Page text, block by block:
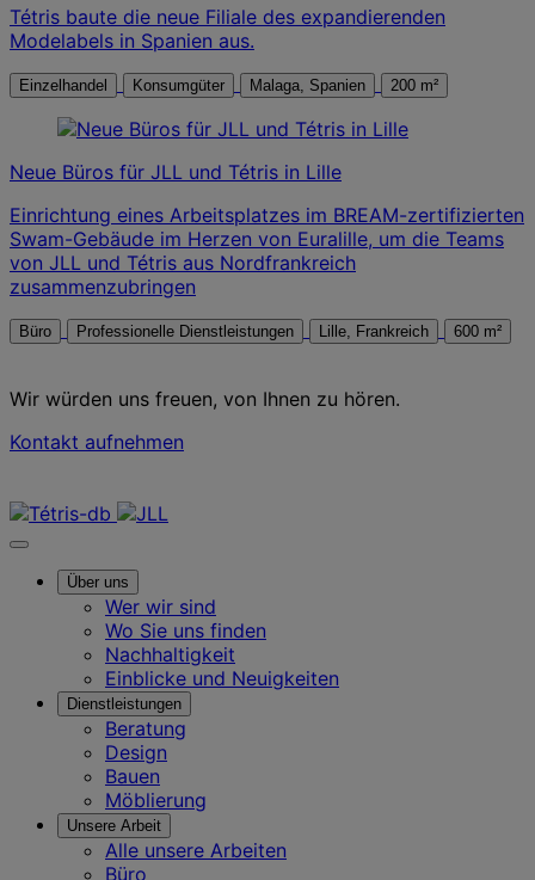
Tétris baute die neue Filiale des expandierenden
Modelabels in Spanien aus.
Einzelhandel Konsumgüter Malaga, Spanien 200 m²
Neue Büros für JLL und Tétris in Lille
Einrichtung eines Arbeitsplatzes im BREAM-zertifizierten
Swam-Gebäude im Herzen von Euralille, um die Teams
von JLL und Tétris aus Nordfrankreich
zusammenzubringen
Büro Professionelle Dienstleistungen Lille, Frankreich 600 m²
Wir würden uns freuen, von Ihnen zu hören.
Kontakt aufnehmen
Über uns
Wer wir sind
Wo Sie uns finden
Nachhaltigkeit
Einblicke und Neuigkeiten
Dienstleistungen
Beratung
Design
Bauen
Möblierung
Unsere Arbeit
Alle unsere Arbeiten
Büro